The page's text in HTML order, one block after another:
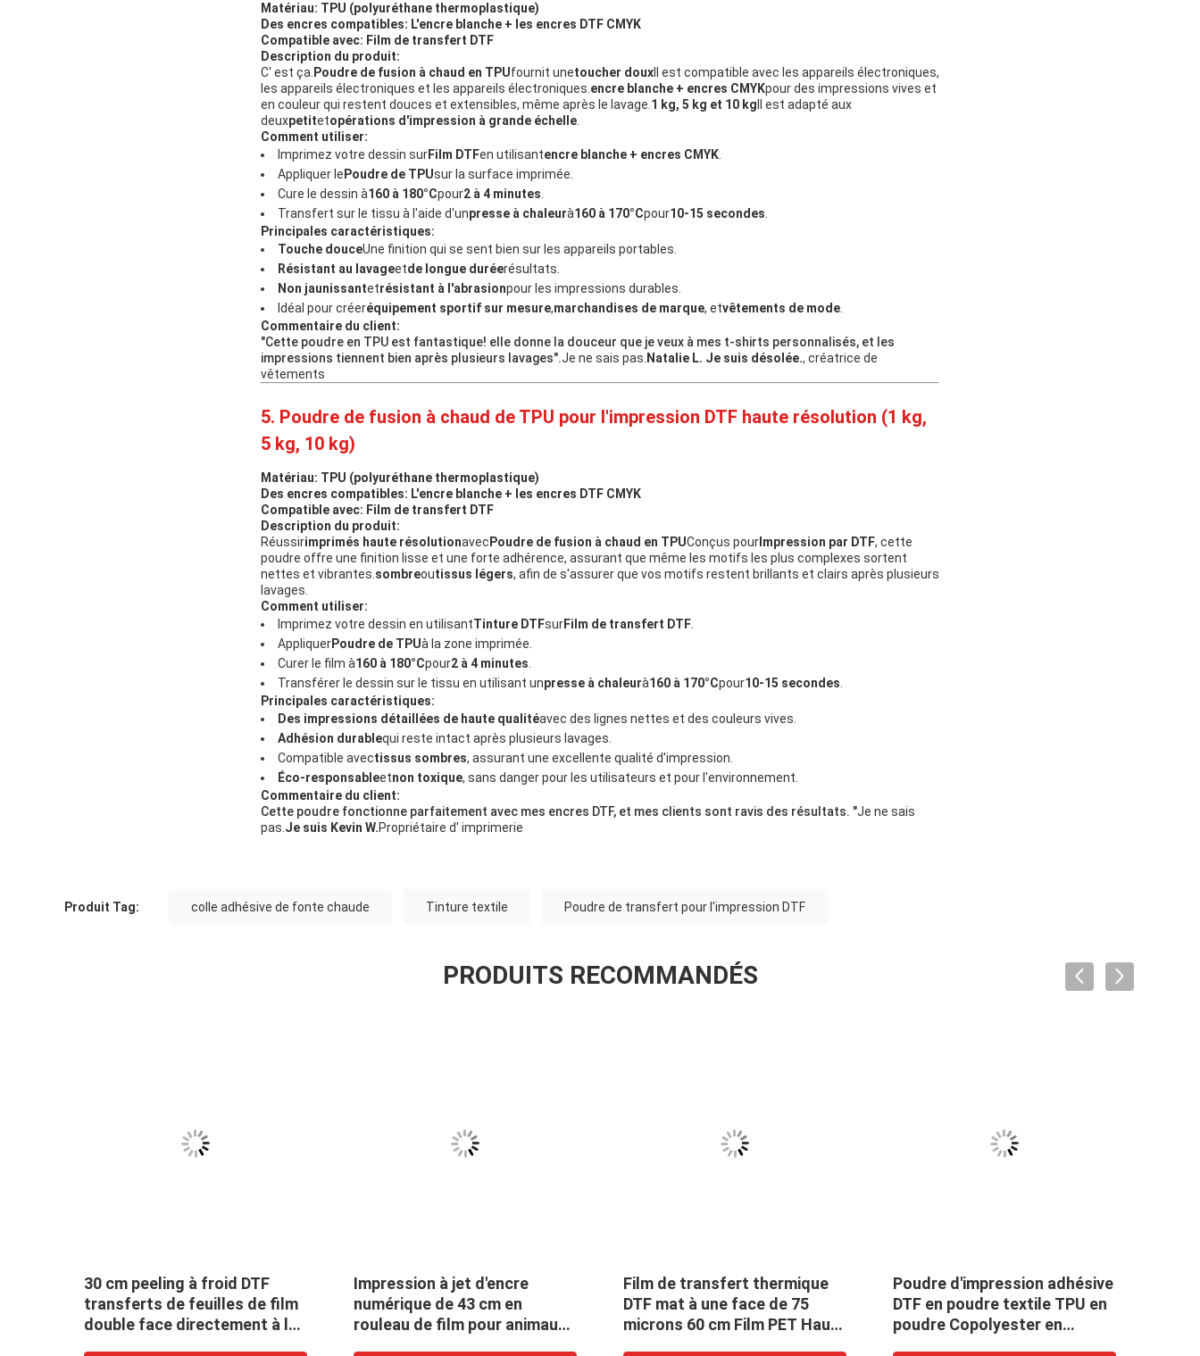
Matériau: TPU (polyuréthane thermoplastique)
Des encres compatibles: L'encre blanche + les encres DTF CMYK
Compatible avec: Film de transfert DTF
Description du produit:
C' est ça. Poudre de fusion à chaud en TPUfournit unetoucher doux Il est compatible avec les appareils électroniques,
les appareils électroniques et les appareils électroniques.encre blanche + encres CMYKpour des impressions vives et
en couleur qui restent douces et extensibles, même après le lavage.1 kg, 5 kg et 10 kg Il est adapté aux
deuxpetitetopérations d'impression à grande échelle.
Comment utiliser:
Imprimez votre dessin surFilm DTFen utilisantencre blanche + encres CMYK.
Appliquer le Poudre de TPUsur la surface imprimée.
Cure le dessin à160 à 180°Cpour2 à 4 minutes.
Transfert sur le tissu à l'aide d'unpresse à chaleurà160 à 170°Cpour10-15 secondes.
Principales caractéristiques:
Touche douceUne finition qui se sent bien sur les appareils portables.
Résistant au lavageetde longue duréerésultats.
Non jaunissantetrésistant à l'abrasionpour les impressions durables.
Idéal pour créeréquipement sportif sur mesure,marchandises de marque, etvêtements de mode.
Commentaire du client:
"Cette poudre en TPU est fantastique! elle donne la douceur que je veux à mes t-shirts personnalisés, et les
impressions tiennent bien après plusieurs lavages".Je ne sais pas. Natalie L. Je suis désolée., créatrice de
vêtements
5. Poudre de fusion à chaud de TPU pour l'impression DTF haute résolution (1 kg,
5 kg, 10 kg)
Matériau: TPU (polyuréthane thermoplastique)
Des encres compatibles: L'encre blanche + les encres DTF CMYK
Compatible avec: Film de transfert DTF
Description du produit:
Réussirimprimés haute résolutionavec Poudre de fusion à chaud en TPUConçus pour Impression par DTF, cette
poudre offre une finition lisse et une forte adhérence, assurant que même les motifs les plus complexes sortent
nettes et vibrantes.sombreoutissus légers, afin de s'assurer que vos motifs restent brillants et clairs après plusieurs
lavages.
Comment utiliser:
Imprimez votre dessin en utilisantTinture DTFsurFilm de transfert DTF.
AppliquerPoudre de TPUà la zone imprimée.
Curer le film à160 à 180°Cpour2 à 4 minutes.
Transférer le dessin sur le tissu en utilisant unpresse à chaleurà160 à 170°Cpour10-15 secondes.
Principales caractéristiques:
Des impressions détaillées de haute qualitéavec des lignes nettes et des couleurs vives.
Adhésion durablequi reste intact après plusieurs lavages.
Compatible avectissus sombres, assurant une excellente qualité d'impression.
Éco-responsableetnon toxique, sans danger pour les utilisateurs et pour l'environnement.
Commentaire du client:
Cette poudre fonctionne parfaitement avec mes encres DTF, et mes clients sont ravis des résultats. "Je ne sais
pas.Je suis Kevin W.Propriétaire d' imprimerie
Produit Tag: colle adhésive de fonte chaude Tinture textile Poudre de transfert pour l'impression DTF
PRODUITS RECOMMANDÉS
30 cm peeling à froid DTF
transferts de feuilles de film
double face directement à la
Impression à jet d'encre
numérique de 43 cm en
rouleau de film pour animaux
Film de transfert thermique
DTF mat à une face de 75
microns 60 cm Film PET Haute
Poudre d'impression adhésive
DTF en poudre textile TPU en
poudre Copolyester en